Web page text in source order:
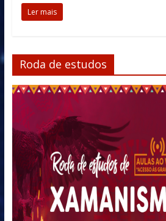
Ler mais
Roda de estudos